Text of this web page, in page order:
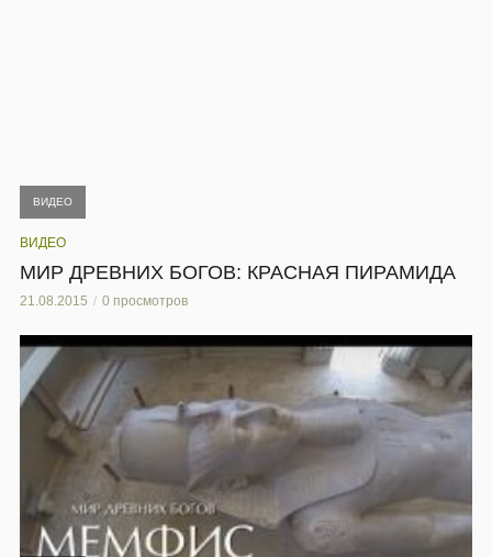
ВИДЕО
ВИДЕО
МИР ДРЕВНИХ БОГОВ: КРАСНАЯ ПИРАМИДА
21.08.2015 0 просмотров